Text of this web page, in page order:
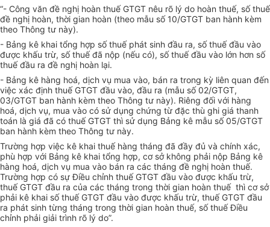
“- Công văn đề nghị hoàn thuế GTGT nêu rõ lý do hoàn thuế, số thuế
đề nghị hoàn, thời gian hoàn (theo mẫu số 10/GTGT ban hành kèm
theo Thông tư này).
- Bảng kê khai tổng hợp số thuế phát sinh đầu ra, số thuế đầu vào
được khấu trừ, số thuế đã nộp (nếu có), số thuế đầu vào lớn hơn số
thuế đầu ra đề nghị hoàn lại.
- Bảng kê hàng hoá, dịch vụ mua vào, bán ra trong kỳ liên quan đến
việc xác định thuế GTGT đầu vào, đầu ra (mẫu số 02/GTGT,
03/GTGT ban hành kèm theo Thông tư này). Riêng đối với hàng
hoá, dịch vụ, mua vào có sử dụng chứng từ đặc thù ghi giá thanh
toán là giá đã có thuế GTGT thì sử dụng Bảng kê mẫu số 05/GTGT
ban hành kèm theo Thông tư này.
Trường hợp việc kê khai thuế hàng tháng đã đầy đủ và chính xác,
phù hợp với Bảng kê khai tổng hợp, cơ sở không phải nộp Bảng kê
hàng hoá, dịch vụ mua vào bán ra các tháng đề nghị hoàn thuế.
Trường hợp có sự Điều chỉnh thuế GTGT đầu vào được khấu trừ,
thuế GTGT đầu ra của các tháng trong thời gian hoàn thuế thì cơ sở
phải kê khai số thuế GTGT đầu vào được khấu trừ, thuế GTGT đầu
ra phát sinh từng tháng trong thời gian hoàn thuế, số thuế Điều
chỉnh phải giải trình rõ lý do”.